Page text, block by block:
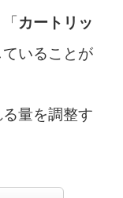
カートリッ
いることが
量を調整す